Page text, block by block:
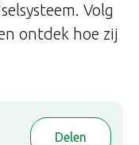
Volg
ontdek hoe zij
Delen